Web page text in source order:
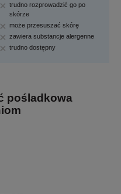
trudno rozprowadzić go po
skórze
może przesuszać skórę
zawiera substancje alergenne
trudno dostępny
pośladkowa